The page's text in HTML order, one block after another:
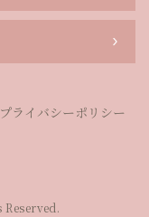
プライバシーポリシー
Reserved.